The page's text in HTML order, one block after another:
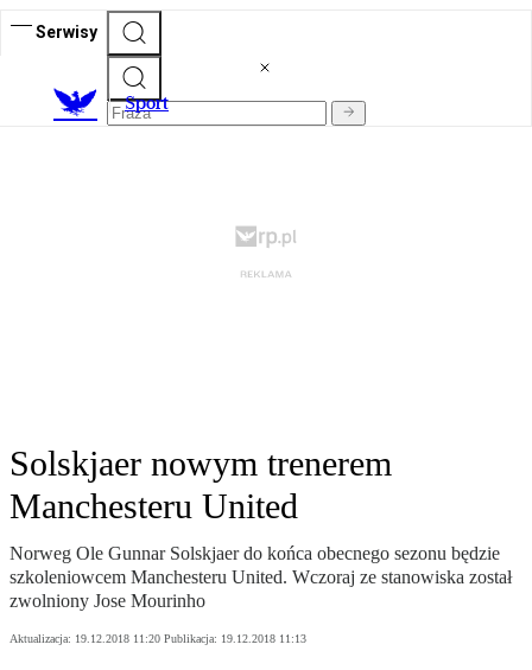
Serwisy
Sport
Solskjaer nowym trenerem
Manchesteru United
Norweg Ole Gunnar Solskjaer do końca obecnego sezonu będzie
szkoleniowcem Manchesteru United. Wczoraj ze stanowiska został
zwolniony Jose Mourinho
Aktualizacja: 19.12.2018 11:20 Publikacja: 19.12.2018 11:13